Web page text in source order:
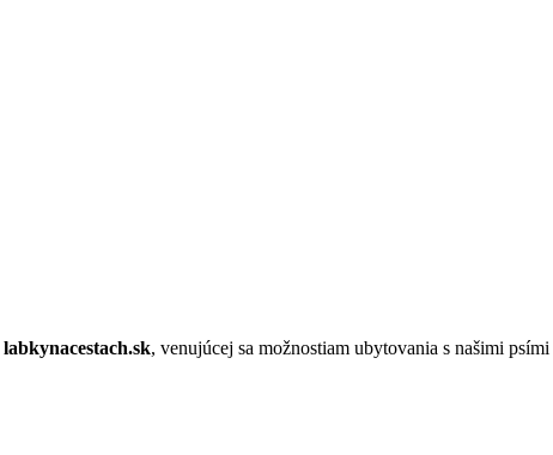
labkynacestach.sk, venujúcej sa možnostiam ubytovania s našimi